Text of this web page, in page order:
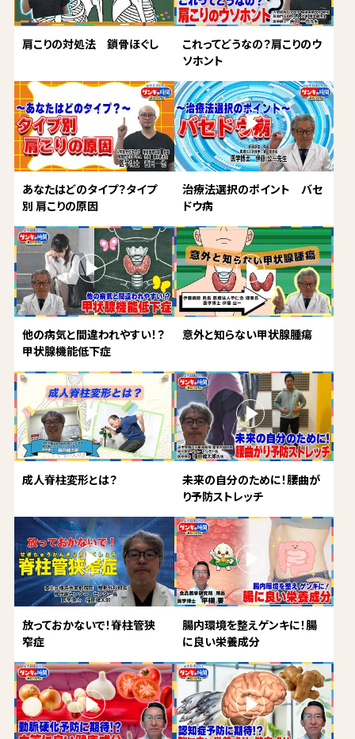
肩こりの対処法 鎖骨ほぐし
これってどうなの？肩こりのウ
ソホント
あなたはどのタイプ？タイプ
別 肩こりの原因
治療法選択のポイント バセ
ドウ病
他の病気と間違われやすい！？
甲状腺機能低下症
意外と知らない甲状腺腫瘍
成人脊柱変形とは？
未来の自分のために！腰曲が
り予防ストレッチ
放っておかないで！脊柱管狭
窄症
腸内環境を整えゲンキに！腸
に良い栄養成分